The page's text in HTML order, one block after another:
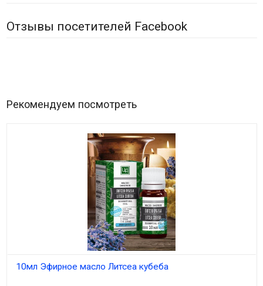
Отзывы посетителей Facebook
Рекомендуем посмотреть
10мл Эфирное масло Литсеа кубеба